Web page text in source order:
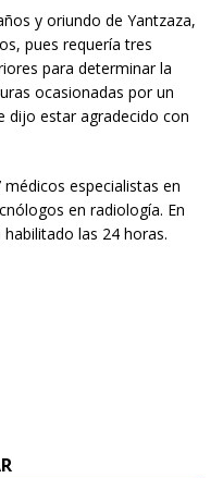
y oriundo de Yantzaza,
pues requería tres
para determinar la
ocasionadas por un
dijo estar agradecido con
especialistas en
en radiología. En
las 24 horas.